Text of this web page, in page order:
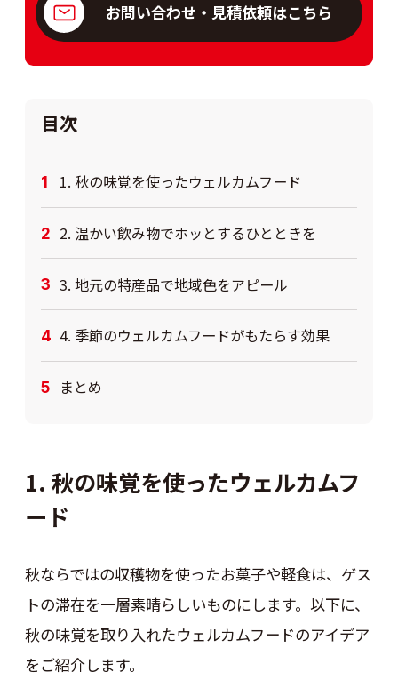
お問い合わせ・見積依頼はこちら
目次
1. 秋の味覚を使ったウェルカムフード
2. 温かい飲み物でホッとするひとときを
3. 地元の特産品で地域色をアピール
4. 季節のウェルカムフードがもたらす効果
まとめ
1. 秋の味覚を使ったウェルカムフ
ード
秋ならではの収穫物を使ったお菓子や軽食は、ゲス
トの滞在を一層素晴らしいものにします。以下に、
秋の味覚を取り入れたウェルカムフードのアイデア
をご紹介します。